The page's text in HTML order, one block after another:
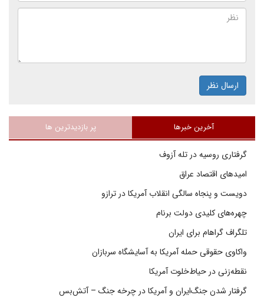
ارسال نظر
آخرین خبرها پر بازدیدترین ها
گرفتاری روسیه در تله آزوف
امیدهای اقتصاد عراق
دویست و پنجاه سالگی انقلاب آمریکا در ترازو
چهره‌های کلیدی دولت برنام
تلگراف گراهام برای ایران
واکاوی حقوقی حمله آمریکا به آسایشگاه سربازان
نقطه‌زنی در حیاط‌خلوت آمریکا
گرفتار شدن جنگ‌ایران و آمریکا در چرخه جنگ – آتش‌بس